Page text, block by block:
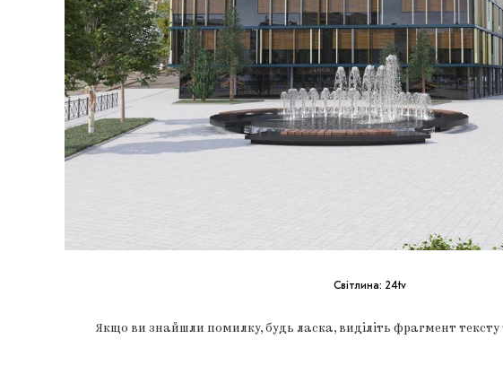
Світлина: 24tv
Якщо ви знайшли помилку, будь ласка, виділіть фрагмент тексту